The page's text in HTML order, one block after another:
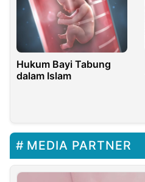
Hukum Bayi Tabung
dalam Islam
MEDIA PARTNER